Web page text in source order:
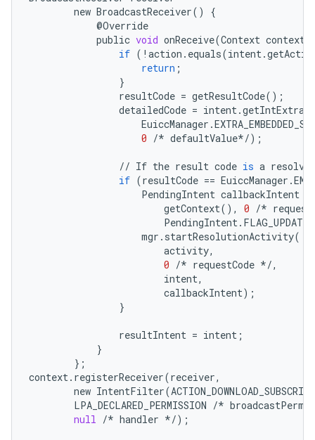
new BroadcastReceiver()
{
@Override
public void onReceive(Context context
if ( ! action . equals(intent.
return ;
}
resultCode = getResultCode();
detailedCode = intent.getIntExtra
EuiccManager .
0 /* defaultValue*/);
// If the result code is a
if (resultCode == EuiccManager .
PendingIntent callbackIntent
getContext(), 0 /*
PendingIntent.
mgr . startResolutionActivity(
activity,
0 /* requestCode */,
intent,
callbackIntent);
}
resultIntent = intent ;
}
};
context. registerReceiver(receiver,
new IntentFilter(
LPA_DECLARED_PERMISSION /*
null /* handler */);